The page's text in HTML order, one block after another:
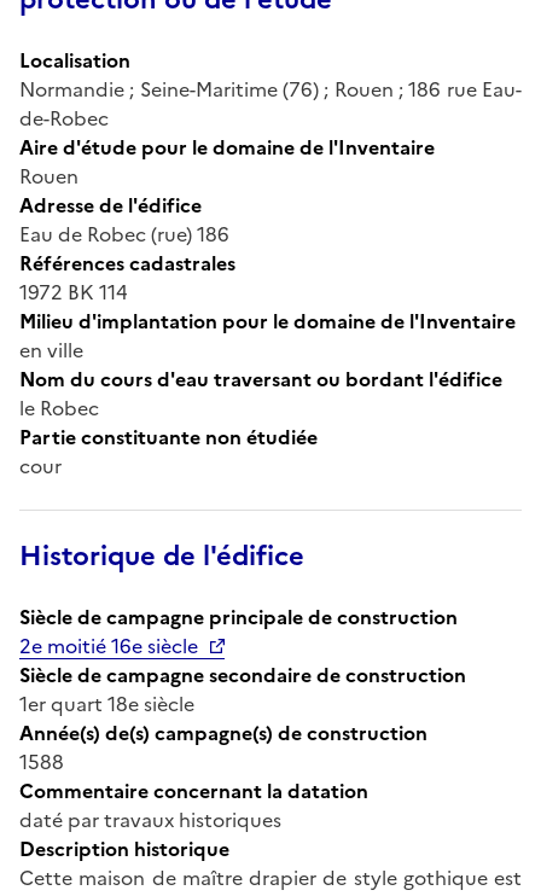
Localisation
Normandie ; Seine-Maritime (76) ; Rouen ; 186 rue Eau-
de-Robec
Aire d'étude pour le domaine de l'Inventaire
Rouen
Adresse de l'édifice
Eau de Robec (rue) 186
Références cadastrales
1972 BK 114
Milieu d'implantation pour le domaine de l'Inventaire
en ville
Nom du cours d'eau traversant ou bordant l'édifice
le Robec
Partie constituante non étudiée
cour
Historique de l'édifice
Siècle de campagne principale de construction
2e moitié 16e siècle
Siècle de campagne secondaire de construction
1er quart 18e siècle
Année(s) de(s) campagne(s) de construction
1588
Commentaire concernant la datation
daté par travaux historiques
Description historique
Cette maison de maître drapier de style gothique est